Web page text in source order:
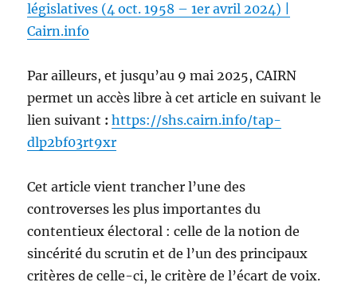
législatives (4 oct. 1958 – 1er avril 2024) |
Cairn.info
Par ailleurs, et jusqu’au 9 mai 2025, CAIRN
permet un accès libre à cet article en suivant le
lien suivant : https://shs.cairn.info/tap-
dlp2bf03rt9xr
Cet article vient trancher l’une des
controverses les plus importantes du
contentieux électoral : celle de la notion de
sincérité du scrutin et de l’un des principaux
critères de celle-ci, le critère de l’écart de voix.